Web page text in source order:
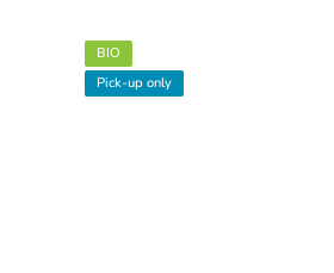
BIO
Pick-up only